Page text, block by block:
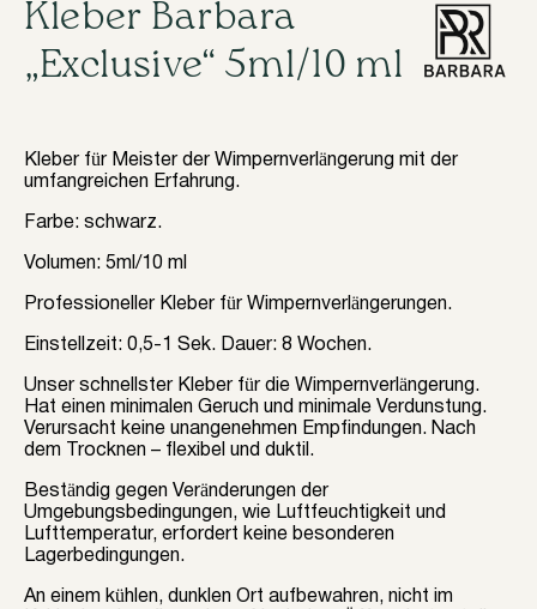
Kleber Barbara
„Exclusive“ 5ml/10 ml
Kleber für Meister der Wimpernverlängerung mit der
umfangreichen Erfahrung.
Farbe: schwarz.
Volumen: 5ml/10 ml
Professioneller Kleber für Wimpernverlängerungen.
Einstellzeit: 0,5-1 Sek. Dauer: 8 Wochen.
Unser schnellster Kleber für die Wimpernverlängerung.
Hat einen minimalen Geruch und minimale Verdunstung.
Verursacht keine unangenehmen Empfindungen. Nach
dem Trocknen – flexibel und duktil.
Beständig gegen Veränderungen der
Umgebungsbedingungen, wie Luftfeuchtigkeit und
Lufttemperatur, erfordert keine besonderen
Lagerbedingungen.
An einem kühlen, dunklen Ort aufbewahren, nicht im